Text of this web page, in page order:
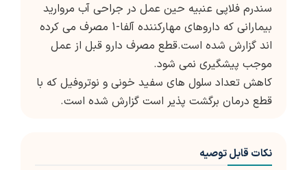
سندرم فلاپی عنبیه حین عمل در جراحی آب مروارید
بیمارانی که داروهای مهارکننده آلفا-1 مصرف می کرده
اند گزارش شده است.قطع مصرف دارو قبل از عمل
موجب پیشگیری نمی شود.
کاهش تعداد سلول های سفید خونی و نوتروفیل که با
قطع درمان برگشت پذیر است گزارش شده است.
نکات قابل توصیه